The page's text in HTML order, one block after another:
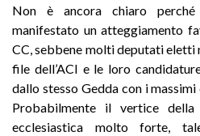
Non è ancora chiaro
manifestato un atteggiamento
CC, sebbene molti deputati eletti
file dell’ACI e le loro
dallo stesso Gedda con i
Probabilmente il vertice della
ecclesiastica molto forte,